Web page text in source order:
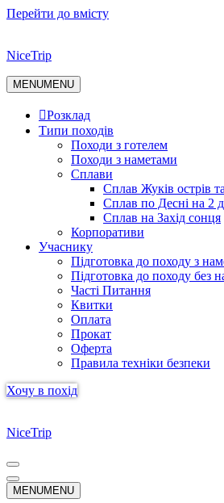
Перейти до вмісту
NiceTrip
MENUMENU
Розклад
Типи походів
Походи з готелем
Походи з наметами
Сплави
Сплав Жуків острів
Сплав по Десні на 2
Сплав на Захід сонця
Корпоративи
Учаснику
Підготовка до походу з
Підготовка до походу без
Часті Питання
Квитки
Оплата
Прокат
Оферта
Правила техніки безпеки
Хочу в похід
NiceTrip
Меню
навігації
Меню
навігації
MENUMENU